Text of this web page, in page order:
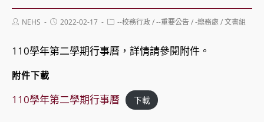
PostNEHS
Post2022-02-17
Post--校務行政/--重要公告/-總務處 /文書組
110學年第二學期行事曆，詳情請參閱附件。
附件下載
110學年第二學期行事曆 下載